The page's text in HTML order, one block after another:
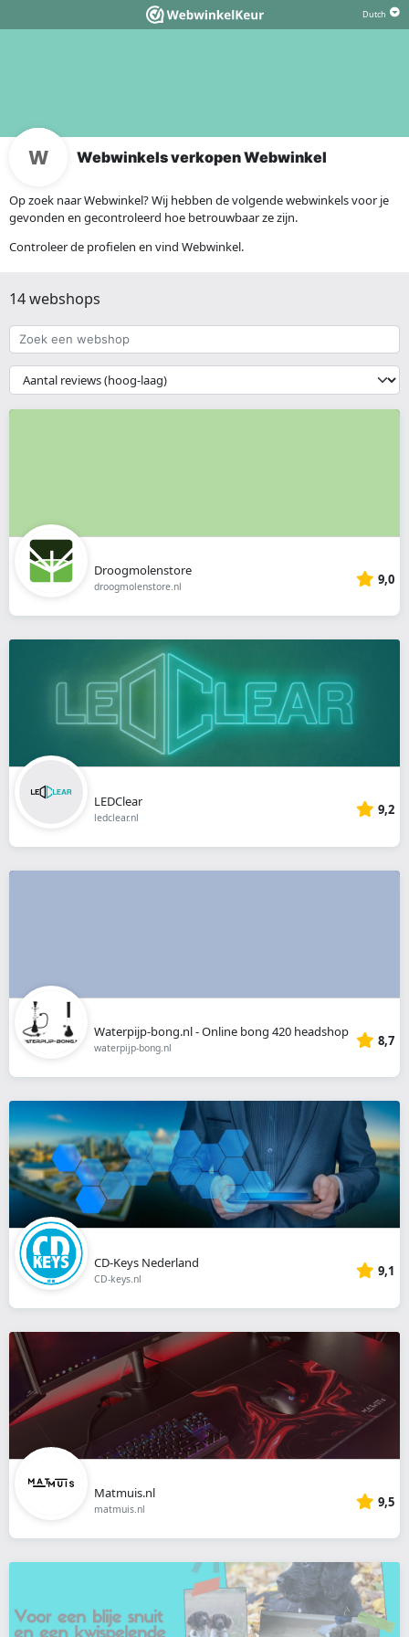
Webwinkels verkopen Webwinkel
Op zoek naar Webwinkel? Wij hebben de volgende webwinkels voor je
gevonden en gecontroleerd hoe betrouwbaar ze zijn.
Controleer de profielen en vind Webwinkel.
14 webshops
Zoek
een
webshop
{{
__('Sort')
}}
Droogmolenstore
droogmolenstore.nl 9,0
LEDClear
ledclear.nl 9,2
Waterpijp-bong.nl - Online bong 420 headshop
waterpijp-bong.nl 8,7
CD-Keys Nederland
CD-keys.nl 9,1
Matmuis.nl
matmuis.nl 9,5